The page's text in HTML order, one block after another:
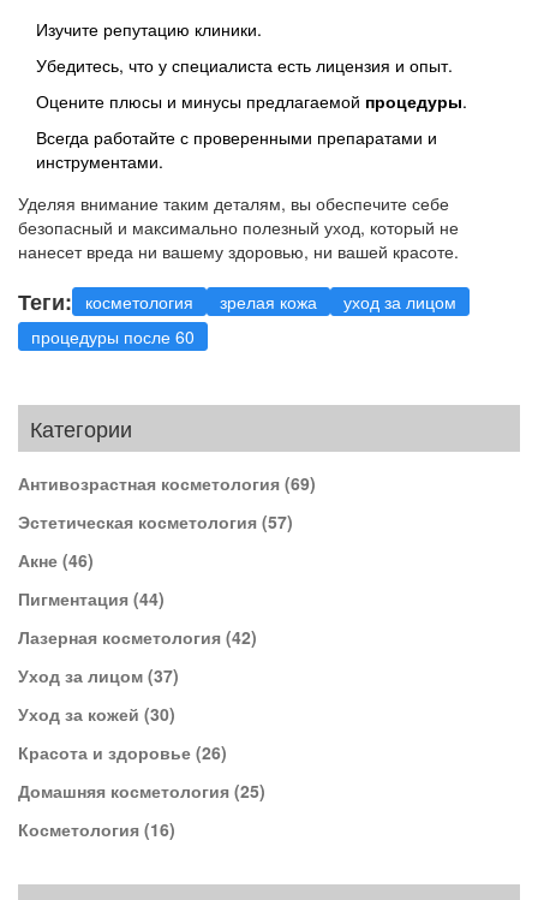
Изучите репутацию клиники.
Убедитесь, что у специалиста есть лицензия и опыт.
Оцените плюсы и минусы предлагаемой процедуры.
Всегда работайте с проверенными препаратами и
инструментами.
Уделяя внимание таким деталям, вы обеспечите себе
безопасный и максимально полезный уход, который не
нанесет вреда ни вашему здоровью, ни вашей красоте.
Теги: косметология зрелая кожа
уход за лицом
процедуры после 60
Категории
Антивозрастная косметология (69)
Эстетическая косметология (57)
Акне (46)
Пигментация (44)
Лазерная косметология (42)
Уход за лицом (37)
Уход за кожей (30)
Красота и здоровье (26)
Домашняя косметология (25)
Косметология (16)